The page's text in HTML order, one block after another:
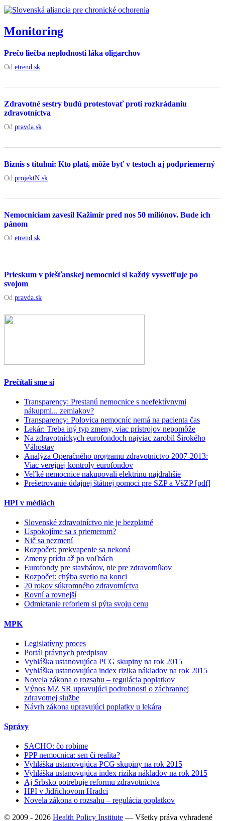
Monitoring
Prečo liečba neplodnosti láka oligarchov
Od etrend.sk
Zdravotné sestry budú protestovať proti rozkrádaniu
zdravotníctva
Od pravda.sk
Biznis s titulmi: Kto platí, môže byť v testoch aj podpriemerný
Od projektN.sk
Nemocniciam zavesil Kažimír pred nos 50 miliónov. Bude ich
pánom
Od etrend.sk
Prieskum v piešťanskej nemocnici si každý vysvetľuje po
svojom
Od pravda.sk
Prečítali sme si
Transparency: Prestanú nemocnice s neefektívnymi
nákupmi... zemiakov?
Transparency: Polovica nemocníc nemá na pacienta čas
Lekár: Treba iný typ zmeny, viac prístrojov nepomôže
Na zdravotníckych eurofondoch najviac zarobil Širokého
Váhostav
Analýza Operačného programu zdravotníctvo 2007-2013:
Viac verejnej kontroly eurofondov
Veľké nemocnice nakupovali elektrinu najdrahšie
Prešetrovanie údajnej štátnej pomoci pre SZP a VšZP [pdf]
HPI v médiách
Slovenské zdravotníctvo nie je bezplatné
Uspokojíme sa s priemerom?
Nič sa nezmení
Rozpočet: prekvapenie sa nekoná
Zmeny prídu až po voľbách
Eurofondy pre stavbárov, nie pre zdravotníkov
Rozpočet: chýba svetlo na konci
20 rokov súkromného zdravotníctva
Rovní a rovnejší
Odmietanie reforiem si pýta svoju cenu
MPK
Legislatívny proces
Portál právnych predpisov
Vyhláška ustanovujúca PCG skupiny na rok 2015
Vyhláška ustanovujúca index rizika nákladov na rok 2015
Novela zákona o rozsahu – regulácia poplatkov
Výnos MZ SR upravujúci podrobnosti o záchrannej
zdravotnej službe
Návrh zákona upravujúci poplatky u lekára
Správy
SACHO: čo robíme
PPP nemocnica: sen či realita?
Vyhláška ustanovujúca PCG skupiny na rok 2015
Vyhláška ustanovujúca index rizika nákladov na rok 2015
Aj Srbsko potrebuje reformu zdravotníctva
HPI v Jidřichovom Hradci
Novela zákona o rozsahu – regulácia poplatkov
© 2009 - 2026 Health Policy Institute — Všetky práva vyhradené